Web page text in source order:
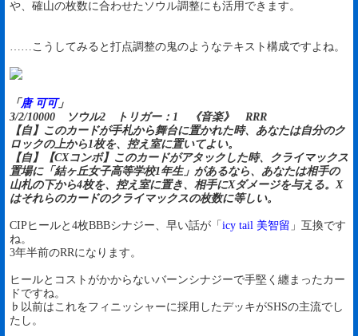
や、確山の枚数に合わせたソウル調整にも活用できます。
……こうしてみると打点調整の鬼のようなテキスト構成ですよね。
「 唐 可可」
3/2/10000 ソウル2 トリガー：1 《音楽》 RRR
【自】このカードが手札から舞台に置かれた時、あなたは自分のク
ロックの上から1枚を、控え室に置いてよい。
【自】【CXコンボ】このカードがアタックした時、クライマックス
置場に「結ヶ丘女子高等学校1年生」があるなら、あなたは相手の
山札の下から4枚を、控え室に置き、相手にXダメージを与える。X
はそれらのカードのクライマックスの枚数に等しい。
CIPヒールと4枚BBBシナジー、早い話が「 icy tail 美智留 」互換です
ね。
3年半前のRRになります。
ヒールとコストがかからないバーンシナジーで手堅く纏まったカー
ドですね。
♭以前はこれをフィニッシャーに採用したデッキがSHSの主流でし
たし。